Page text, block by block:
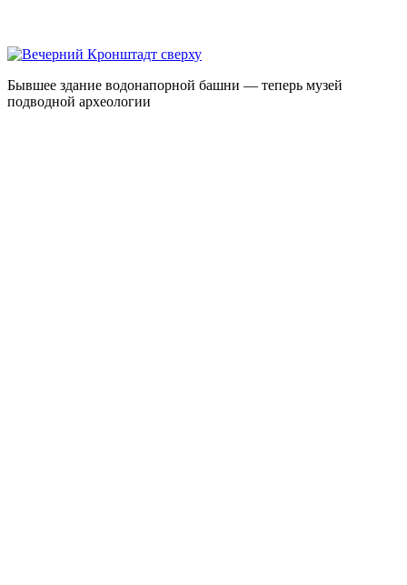
Бывшее здание водонапорной башни — теперь музей
подводной археологии